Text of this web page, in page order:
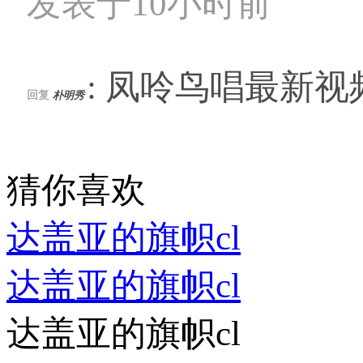
回复 朴明秀 : 凤呤鸟唱最新视
猜你喜欢
达盖亚的旗帜cl
达盖亚的旗帜cl
达盖亚的旗帜cl